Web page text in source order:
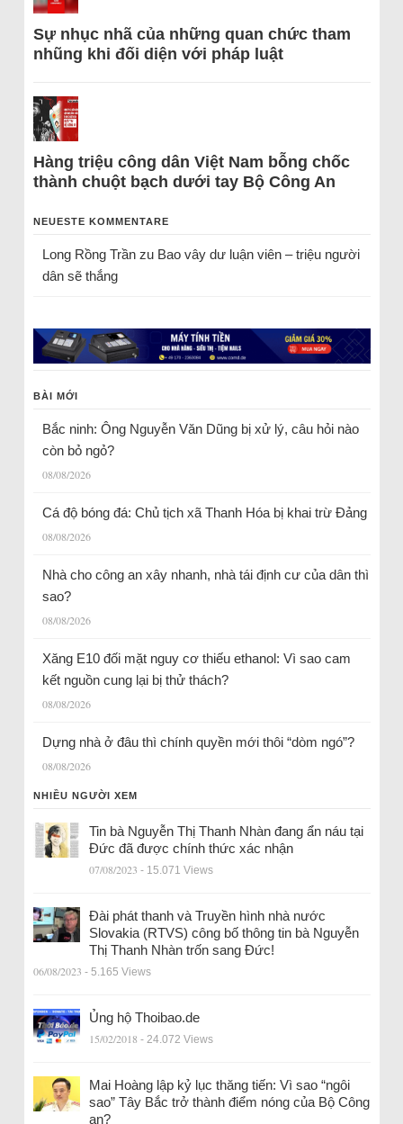
Sự nhục nhã của những quan chức tham
nhũng khi đối diện với pháp luật
Hàng triệu công dân Việt Nam bỗng chốc
thành chuột bạch dưới tay Bộ Công An
NEUESTE KOMMENTARE
Long Rồng Trầnzu Bao vây dư luận viên – triệu người
dân sẽ thắng
BÀI MỚI
Bắc ninh: Ông Nguyễn Văn Dũng bị xử lý, câu hỏi nào
còn bỏ ngỏ?
08/08/2026
Cá độ bóng đá: Chủ tịch xã Thanh Hóa bị khai trừ Đảng
08/08/2026
Nhà cho công an xây nhanh, nhà tái định cư của dân thì
sao?
08/08/2026
Xăng E10 đối mặt nguy cơ thiếu ethanol: Vì sao cam
kết nguồn cung lại bị thử thách?
08/08/2026
Dựng nhà ở đâu thì chính quyền mới thôi “dòm ngó”?
08/08/2026
NHIỀU NGƯỜI XEM
Tin bà Nguyễn Thị Thanh Nhàn đang ẩn náu tại
Đức đã được chính thức xác nhận
07/08/2023 - 15.071 Views
Đài phát thanh và Truyền hình nhà nước
Slovakia (RTVS) công bố thông tin bà Nguyễn
Thị Thanh Nhàn trốn sang Đức!
06/08/2023 - 5.165 Views
Ủng hộ Thoibao.de
15/02/2018 - 24.072 Views
Mai Hoàng lập kỷ lục thăng tiến: Vì sao “ngôi
sao” Tây Bắc trở thành điểm nóng của Bộ Công
an?